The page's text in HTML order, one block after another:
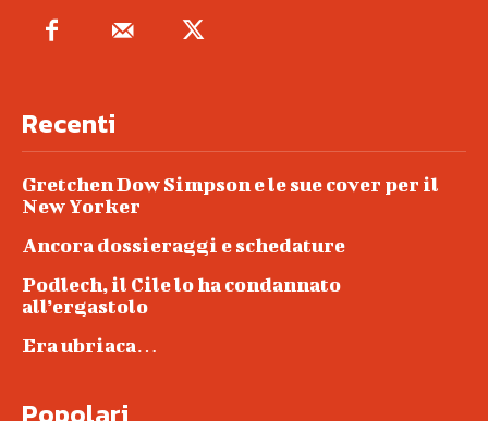
Recenti
Gretchen Dow Simpson e le sue cover per il
New Yorker
Ancora dossieraggi e schedature
Podlech, il Cile lo ha condannato
all’ergastolo
Era ubriaca…